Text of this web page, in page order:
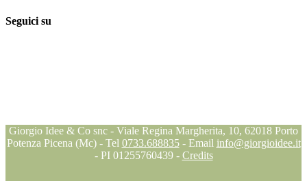
Seguici su
Giorgio Idee & Co snc - Viale Regina Margherita, 10, 62018 Porto
Potenza Picena (Mc) - Tel 0733.688835- Email info@giorgioidee.it
- PI 01255760439 - Credits